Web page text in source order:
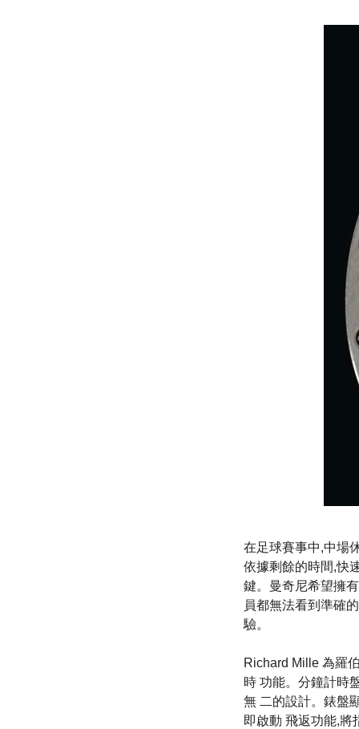
在足球賽事中,中場
依據剩餘的時間,快
鍵。曼奇尼希望擁
員都無法看到準確
驗。
Richard Mille 為羅
時 功能。分鐘計時
無 二的設計。錶盤
即啟動 飛返功能,